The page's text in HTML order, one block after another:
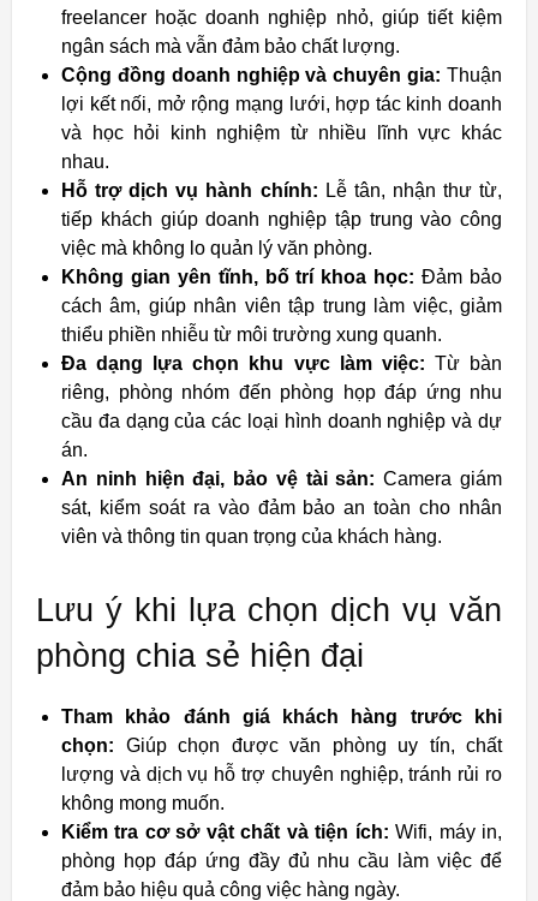
freelancer hoặc doanh nghiệp nhỏ, giúp tiết kiệm
ngân sách mà vẫn đảm bảo chất lượng.
Cộng đồng doanh nghiệp và chuyên gia: Thuận
lợi kết nối, mở rộng mạng lưới, hợp tác kinh doanh
và học hỏi kinh nghiệm từ nhiều lĩnh vực khác
nhau.
Hỗ trợ dịch vụ hành chính: Lễ tân, nhận thư từ,
tiếp khách giúp doanh nghiệp tập trung vào công
việc mà không lo quản lý văn phòng.
Không gian yên tĩnh, bố trí khoa học: Đảm bảo
cách âm, giúp nhân viên tập trung làm việc, giảm
thiểu phiền nhiễu từ môi trường xung quanh.
Đa dạng lựa chọn khu vực làm việc: Từ bàn
riêng, phòng nhóm đến phòng họp đáp ứng nhu
cầu đa dạng của các loại hình doanh nghiệp và dự
án.
An ninh hiện đại, bảo vệ tài sản: Camera giám
sát, kiểm soát ra vào đảm bảo an toàn cho nhân
viên và thông tin quan trọng của khách hàng.
Lưu ý khi lựa chọn dịch vụ văn
phòng chia sẻ hiện đại
Tham khảo đánh giá khách hàng trước khi
chọn: Giúp chọn được văn phòng uy tín, chất
lượng và dịch vụ hỗ trợ chuyên nghiệp, tránh rủi ro
không mong muốn.
Kiểm tra cơ sở vật chất và tiện ích: Wifi, máy in,
phòng họp đáp ứng đầy đủ nhu cầu làm việc để
đảm bảo hiệu quả công việc hàng ngày.